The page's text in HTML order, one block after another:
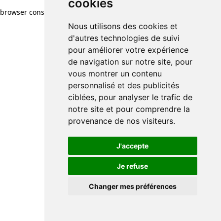
cookies
Nous utilisons des cookies et
d'autres technologies de suivi
pour améliorer votre expérience
de navigation sur notre site, pour
vous montrer un contenu
personnalisé et des publicités
ciblées, pour analyser le trafic de
notre site et pour comprendre la
provenance de nos visiteurs.
J'accepte
Je refuse
Changer mes préférences
browser console for more information)